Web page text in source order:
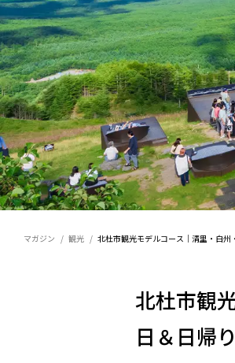
マガジン 観光 北杜市観光モデルコース｜清里・白
北杜市観
日＆日帰